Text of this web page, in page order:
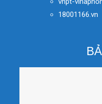
18001166.vn